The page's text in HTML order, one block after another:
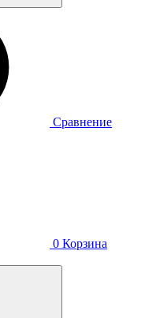
Сравнение
0 Корзина